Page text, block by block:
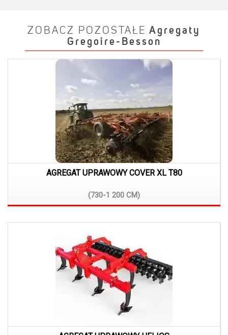
ZOBACZ POZOSTAŁE Agregaty
Gregoire-Besson
AGREGAT UPRAWOWY COVER XL T80
(730-1 200 CM)